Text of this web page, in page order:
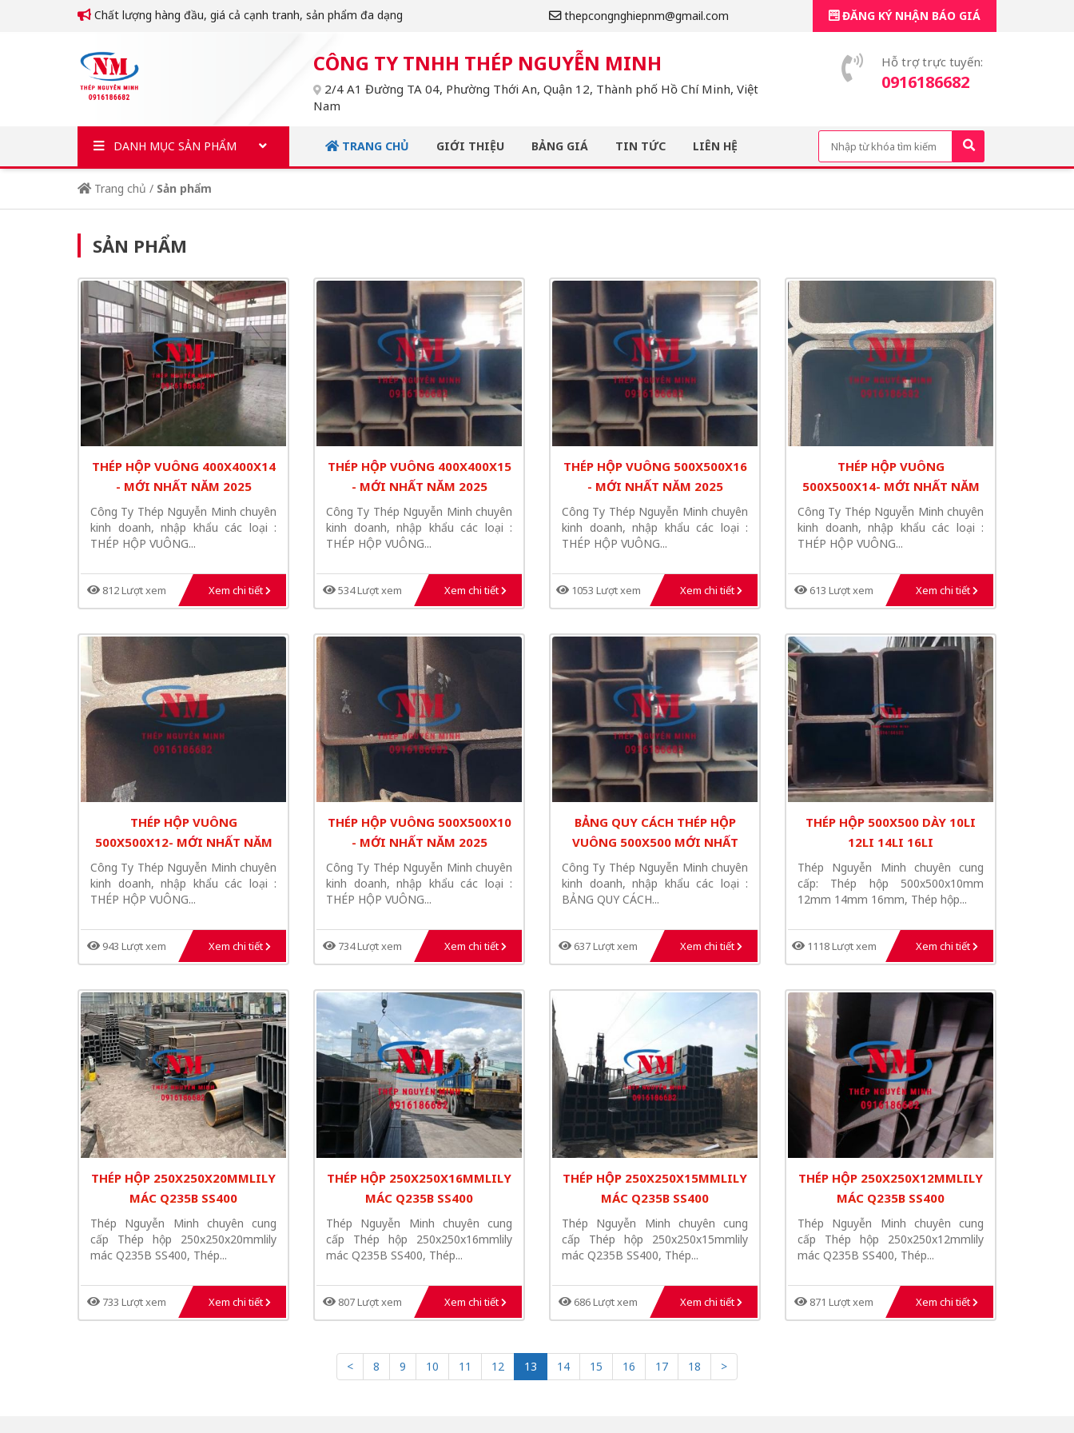
Chất lượng hàng đầu, giá cả cạnh tranh, sản phẩm đa dạng thepcongnghiepnm@gmail.com ĐĂNG KÝ NHẬN BÁO GIÁ
CÔNG TY TNHH THÉP NGUYỄN MINH
2/4 A1 Đường TA 04, Phường Thới An, Quận 12, Thành phố Hồ Chí Minh, Việt
Nam
Hỗ trợ trực tuyến:
0916186682
DANH MỤC SẢN PHẨM TRANG CHỦ GIỚI THIỆU BẢNG GIÁ TIN TỨC LIÊN HỆ
Trang chủ / Sản phẩm
SẢN PHẨM
THÉP HỘP VUÔNG 400X400X14
- MỚI NHẤT NĂM 2025
Công Ty Thép Nguyễn Minh chuyên
kinh doanh, nhập khẩu các loại :
THÉP HỘP VUÔNG...
812 Lượt xem Xem chi tiết
THÉP HỘP VUÔNG 400X400X15
- MỚI NHẤT NĂM 2025
Công Ty Thép Nguyễn Minh chuyên
kinh doanh, nhập khẩu các loại :
THÉP HỘP VUÔNG...
534 Lượt xem Xem chi tiết
THÉP HỘP VUÔNG 500X500X16
- MỚI NHẤT NĂM 2025
Công Ty Thép Nguyễn Minh chuyên
kinh doanh, nhập khẩu các loại :
THÉP HỘP VUÔNG...
1053 Lượt xem Xem chi tiết
THÉP HỘP VUÔNG
500X500X14- MỚI NHẤT NĂM
2025
Công Ty Thép Nguyễn Minh chuyên
kinh doanh, nhập khẩu các loại :
THÉP HỘP VUÔNG...
613 Lượt xem Xem chi tiết
THÉP HỘP VUÔNG
500X500X12- MỚI NHẤT NĂM
2025
Công Ty Thép Nguyễn Minh chuyên
kinh doanh, nhập khẩu các loại :
THÉP HỘP VUÔNG...
943 Lượt xem Xem chi tiết
THÉP HỘP VUÔNG 500X500X10
- MỚI NHẤT NĂM 2025
Công Ty Thép Nguyễn Minh chuyên
kinh doanh, nhập khẩu các loại :
THÉP HỘP VUÔNG...
734 Lượt xem Xem chi tiết
BẢNG QUY CÁCH THÉP HỘP
VUÔNG 500X500 MỚI NHẤT
HÔM NAY
Công Ty Thép Nguyễn Minh chuyên
kinh doanh, nhập khẩu các loại :
BẢNG QUY CÁCH...
637 Lượt xem Xem chi tiết
THÉP HỘP 500X500 DÀY 10LI
12LI 14LI 16LI
Thép Nguyễn Minh chuyên cung
cấp: Thép hộp 500x500x10mm
12mm 14mm 16mm, Thép hộp...
1118 Lượt xem Xem chi tiết
THÉP HỘP 250X250X20MMLILY
MÁC Q235B SS400
Thép Nguyễn Minh chuyên cung
cấp Thép hộp 250x250x20mmlily
mác Q235B SS400, Thép...
733 Lượt xem Xem chi tiết
THÉP HỘP 250X250X16MMLILY
MÁC Q235B SS400
Thép Nguyễn Minh chuyên cung
cấp Thép hộp 250x250x16mmlily
mác Q235B SS400, Thép...
807 Lượt xem Xem chi tiết
THÉP HỘP 250X250X15MMLILY
MÁC Q235B SS400
Thép Nguyễn Minh chuyên cung
cấp Thép hộp 250x250x15mmlily
mác Q235B SS400, Thép...
686 Lượt xem Xem chi tiết
THÉP HỘP 250X250X12MMLILY
MÁC Q235B SS400
Thép Nguyễn Minh chuyên cung
cấp Thép hộp 250x250x12mmlily
mác Q235B SS400, Thép...
871 Lượt xem Xem chi tiết
< 8 9 10 11 12 13 14 15 16 17 18 >